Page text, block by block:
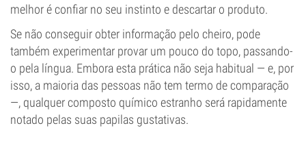
melhor é confiar no seu instinto e descartar o produto.
Se não conseguir obter informação pelo cheiro, pode
também experimentar provar um pouco do topo, passando-
o pela língua. Embora esta prática não seja habitual — e, por
isso, a maioria das pessoas não tem termo de comparação
—, qualquer composto químico estranho será rapidamente
notado pelas suas papilas gustativas.